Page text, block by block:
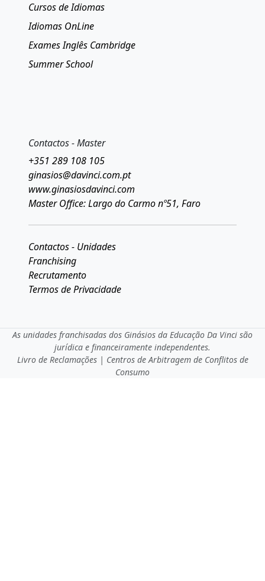
Cursos de Idiomas
Idiomas OnLine
Exames Inglês Cambridge
Summer School
Contactos - Master
+351 289 108 105
ginasios@davinci.com.pt
www.ginasiosdavinci.com
Master Office: Largo do Carmo nº51, Faro
Contactos - Unidades
Franchising
Recrutamento
Termos de Privacidade
As unidades franchisadas dos Ginásios da Educação Da Vinci são
jurídica e financeiramente independentes.
Livro de Reclamações| Centros de Arbitragem de Conflitos de
Consumo